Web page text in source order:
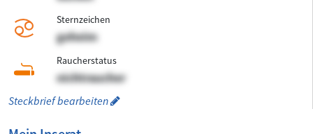
Sternzeichen
geheim
Raucherstatus
nichtraucher
Steckbrief bearbeiten